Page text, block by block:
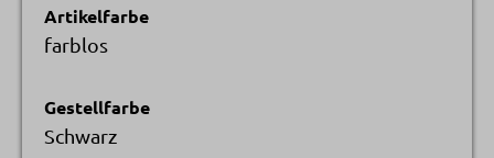
Artikelfarbe
farblos
Gestellfarbe
Schwarz